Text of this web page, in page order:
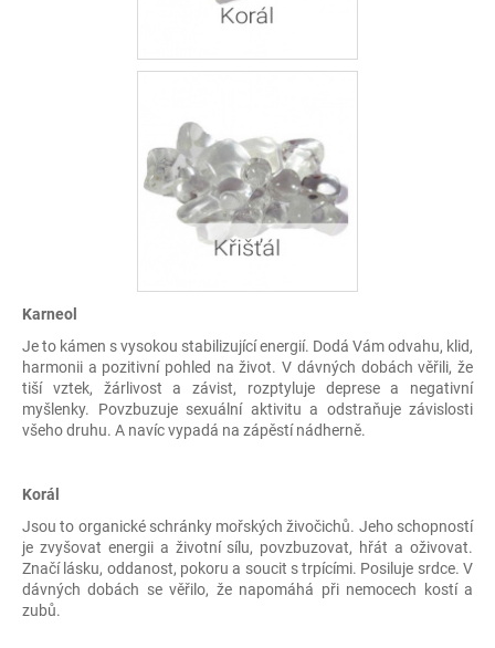
Karneol
Je to kámen s vysokou stabilizující energií. Dodá Vám odvahu, klid,
harmonii a pozitivní pohled na život. V dávných dobách věřili, že
tiší vztek, žárlivost a závist, rozptyluje deprese a negativní
myšlenky. Povzbuzuje sexuální aktivitu a odstraňuje závislosti
všeho druhu. A navíc vypadá na zápěstí nádherně.
Korál
Jsou to organické schránky mořských živočichů. Jeho schopností
je zvyšovat energii a životní sílu, povzbuzovat, hřát a oživovat.
Značí lásku, oddanost, pokoru a soucit s trpícími. Posiluje srdce. V
dávných dobách se věřilo, že napomáhá při nemocech kostí a
zubů.